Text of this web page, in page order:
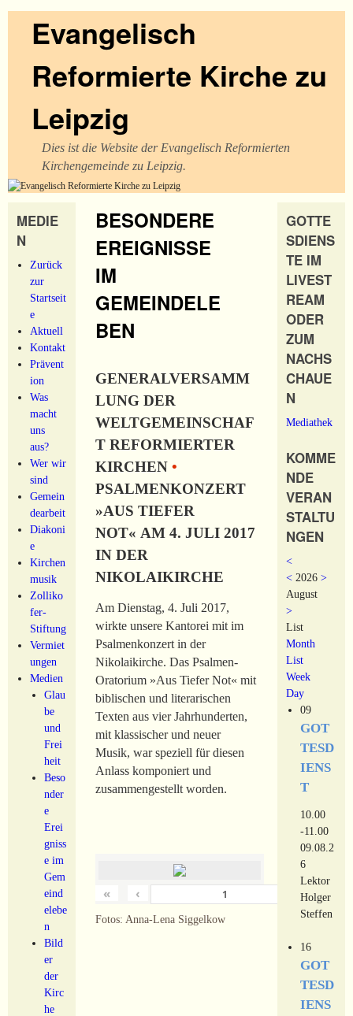
Evangelisch
Reformierte Kirche zu
Leipzig
Dies ist die Website der Evangelisch Reformierten
Kirchengemeinde zu Leipzig.
MEDIE
N
Zurück
zur
Startseit
e
Aktuell
Kontakt
Prävent
ion
Was
macht
uns
aus?
Wer wir
sind
Gemein
dearbeit
Diakoni
e
Kirchen
musik
Zolliko
fer-
Stiftung
Vermiet
ungen
Medien
Glau
be
und
Frei
heit
Beso
nder
e
Erei
gniss
e im
Gem
eind
elebe
n
Bild
er
der
Kirc
he
BESONDERE
EREIGNISSE
IM
GEMEINDELE
BEN
GENERALVERSAMM
LUNG DER
WELTGEMEINSCHAF
T REFORMIERTER
KIRCHEN •
PSALMENKONZERT
»AUS TIEFER
NOT« AM 4. JULI 2017
IN DER
NIKOLAIKIRCHE
Am Dienstag, 4. Juli 2017,
wirkte unsere Kantorei mit im
Psalmenkonzert in der
Nikolaikirche. Das Psalmen-
Oratorium »Aus Tiefer Not« mit
biblischen und literarischen
Texten aus vier Jahrhunderten,
mit klassischer und neuer
Musik, war speziell für diesen
Anlass komponiert und
zusammengestellt worden.
« ‹ von18
Fotos: Anna-Lena Siggelkow
GOTTE
SDIENS
TE IM
LIVEST
REAM
ODER
ZUM
NACHS
CHAUE
N
Mediathek
KOMME
NDE
VERAN
STALTU
NGEN
<
< 2026>
August
>
List
Month
List
Week
Day
09
GOT
TESD
IENS
T
10.00
-11.00
09.08.2
6
Lektor
Holger
Steffen
16
GOT
TESD
IENS